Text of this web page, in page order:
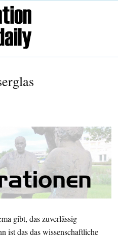
gibt, das zuverlässig
ist das das wissenschaftliche